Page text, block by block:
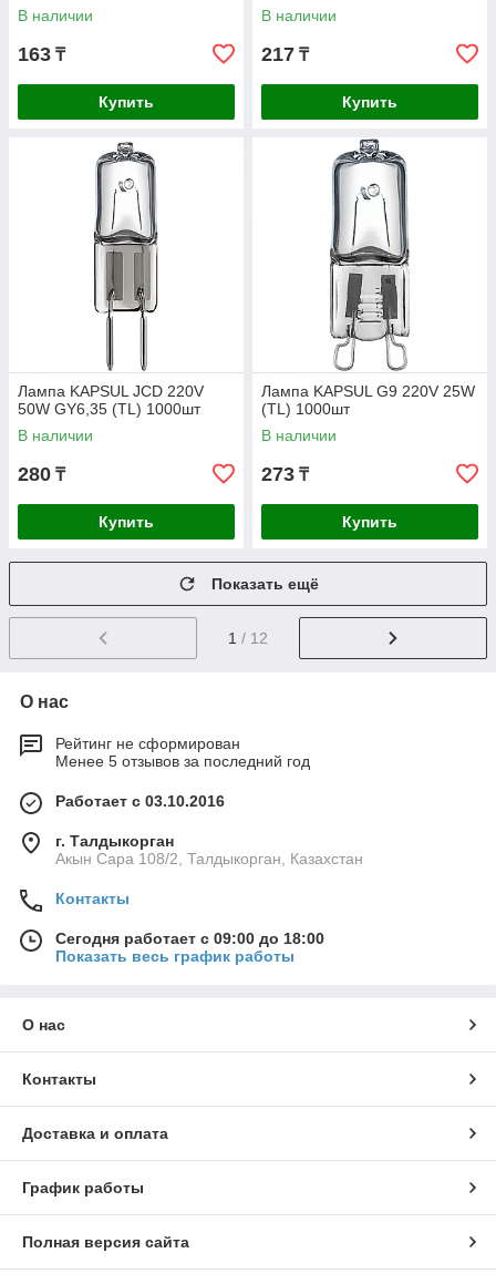
В наличии
163 ₸
Купить
В наличии
217 ₸
Купить
Лампа KAPSUL JCD 220V
50W GY6,35 (TL) 1000шт
В наличии
280 ₸
Купить
Лампа KAPSUL G9 220V 25W
(TL) 1000шт
В наличии
273 ₸
Купить
Показать ещё
1 / 12
О нас
Рейтинг не сформирован
Менее 5 отзывов за последний год
Работает с 03.10.2016
г. Талдыкорган
Акын Сара 108/2, Талдыкорган, Казахстан
Контакты
Сегодня работает с 09:00 до 18:00
Показать весь график работы
О нас
Контакты
Доставка и оплата
График работы
Полная версия сайта